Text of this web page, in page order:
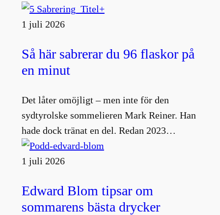
1 juli 2026
Så här sabrerar du 96 flaskor på
en minut
Det låter omöjligt – men inte för den
sydtyrolske sommelieren Mark Reiner. Han
hade dock tränat en del. Redan 2023…
1 juli 2026
Edward Blom tipsar om
sommarens bästa drycker